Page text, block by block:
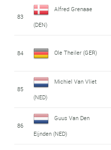
83
Alfred Grenaae
(DEN)
84 Ole Theiler (GER)
85
Michiel Van Vliet
(NED)
86
Guus Van Den
Eijnden (NED)